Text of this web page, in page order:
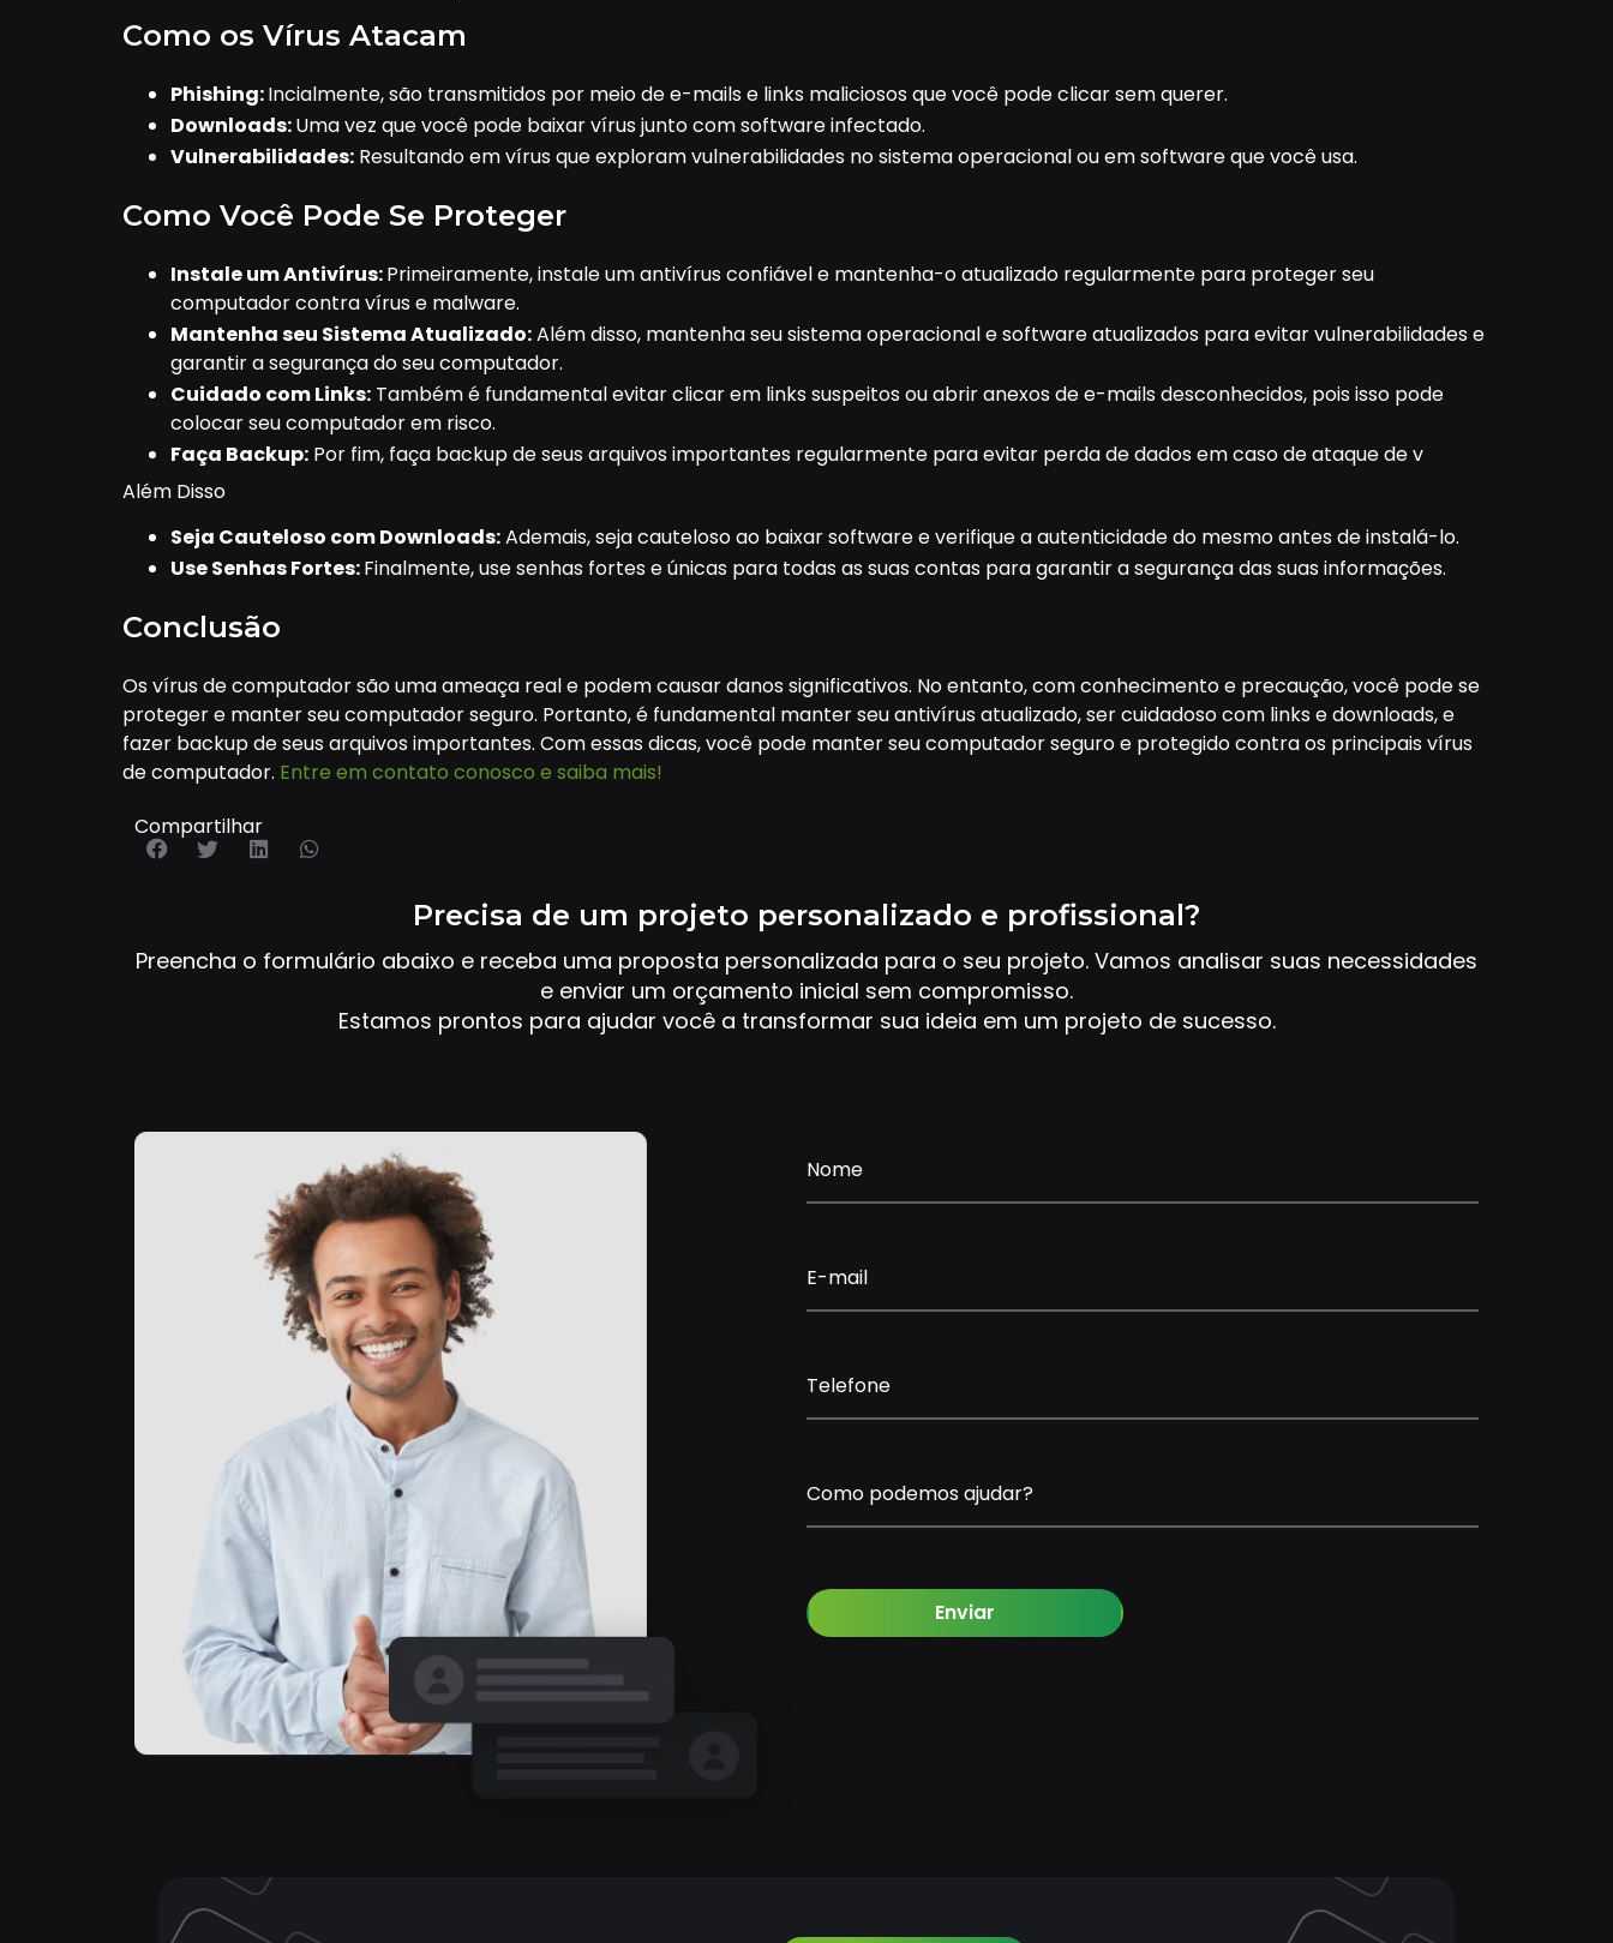
Como os Vírus Atacam
Phishing:Incialmente, são transmitidos por meio de e-mails e links maliciosos que você pode clicar sem querer.
Downloads:Uma vez que você pode baixar vírus junto com software infectado.
Vulnerabilidades: Resultando em vírus que exploram vulnerabilidades no sistema operacional ou em software que você usa.
Como Você Pode Se Proteger
Instale um Antivírus:Primeiramente, instale um antivírus confiável e mantenha-o atualizado regularmente para proteger seu
computador contra vírus e malware.
Mantenha seu Sistema Atualizado:Além disso, mantenha seu sistema operacional e software atualizados para evitar vulnerabilidades e
garantir a segurança do seu computador.
Cuidado com Links: Também é fundamental evitar clicar em links suspeitos ou abrir anexos de e-mails desconhecidos, pois isso pode
colocar seu computador em risco.
Faça Backup: Por fim, faça backup de seus arquivos importantes regularmente para evitar perda de dados em caso de ataque de v
Além Disso
Seja Cauteloso com Downloads:Ademais, seja cauteloso ao baixar software e verifique a autenticidade do mesmo antes de instalá-lo.
Use Senhas Fortes:Finalmente, use senhas fortes e únicas para todas as suas contas para garantir a segurança das suas informações.
Conclusão
Os vírus de computador são uma ameaça real e podem causar danos significativos. No entanto, com conhecimento e precaução, você pode se
proteger e manter seu computador seguro. Portanto, é fundamental manter seu antivírus atualizado, ser cuidadoso com links e downloads, e
fazer backup de seus arquivos importantes. Com essas dicas, você pode manter seu computador seguro e protegido contra os principais vírus
de computador. Entre em contato conosco e saiba mais!
Compartilhar
Precisa de um projeto personalizado e profissional?
Preencha o formulário abaixo e receba uma proposta personalizada para o seu projeto. Vamos analisar suas necessidades
e enviar um orçamento inicial sem compromisso.
Estamos prontos para ajudar você a transformar sua ideia em um projeto de sucesso.
Nome
E-mail
Telefone
Como podemos ajudar?
Enviar